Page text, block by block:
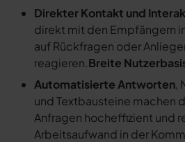
Direkter Kontakt und
direkt mit den Empfängern
auf Rückfragen oder
reagieren.Breite
Automatisierte Antworten,
und Textbausteine machen
Anfragen hocheffizient und
Arbeitsaufwand in der